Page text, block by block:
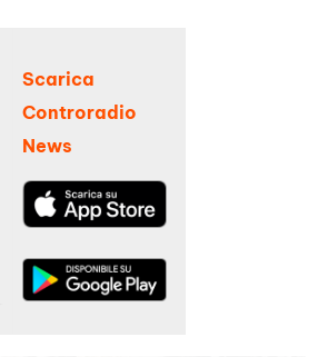
Scarica
Controradio
News